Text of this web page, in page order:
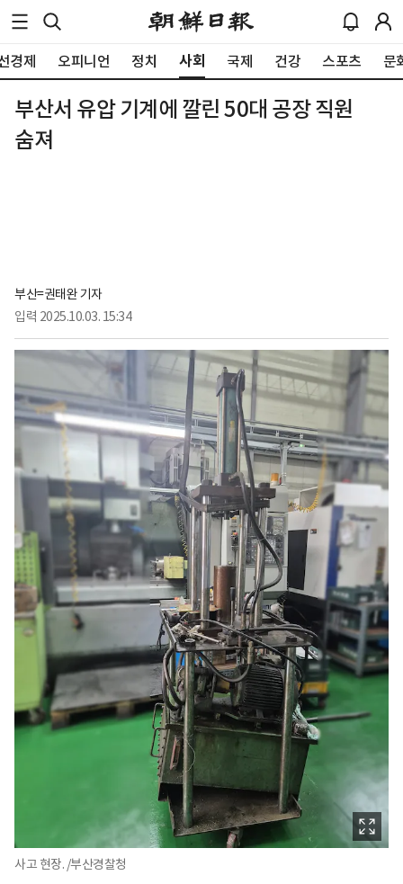
경제 오피니언 정치 사회 국제 건강 스포츠 문
부산서 유압 기계에 깔린 50대 공장 직원
숨져
부산=권태완 기자
입력 2025.10.03. 15:34
사고 현장. /부산경찰청